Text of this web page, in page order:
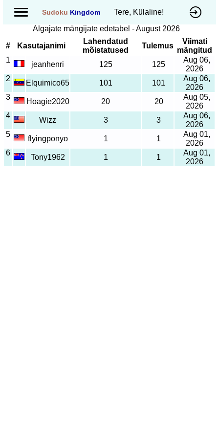
Sudoku Kingdom
Tere, Külaline!
Algajate mängijate edetabel - August 2026
# Kasutajanimi
Lahendatud
mõistatused
Tulemus
Viimati
mängitud
1
jeanhenri 125 125
Aug 06,
2026
2
Elquimico65 101 101
Aug 06,
2026
3
Hoagie2020 20 20
Aug 05,
2026
4
Wizz 3 3
Aug 06,
2026
5
flyingponyo 1 1
Aug 01,
2026
6
Tony1962 1 1
Aug 01,
2026